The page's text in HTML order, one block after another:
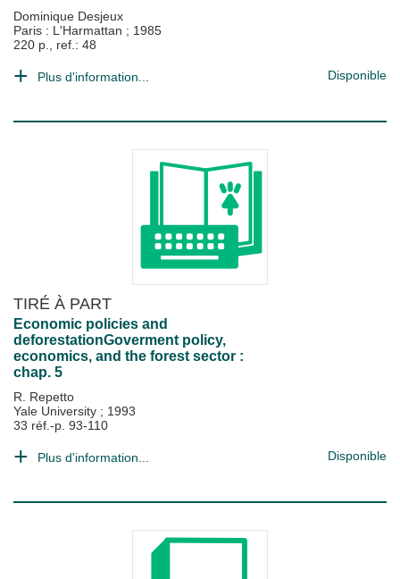
Dominique Desjeux
Paris : L'Harmattan ; 1985
220 p., ref.: 48
Plus d'information... Disponible
TIRÉ À PART
Economic policies and
deforestationGoverment policy,
economics, and the forest sector :
chap. 5
R. Repetto
Yale University ; 1993
33 réf.-p. 93-110
Plus d'information... Disponible